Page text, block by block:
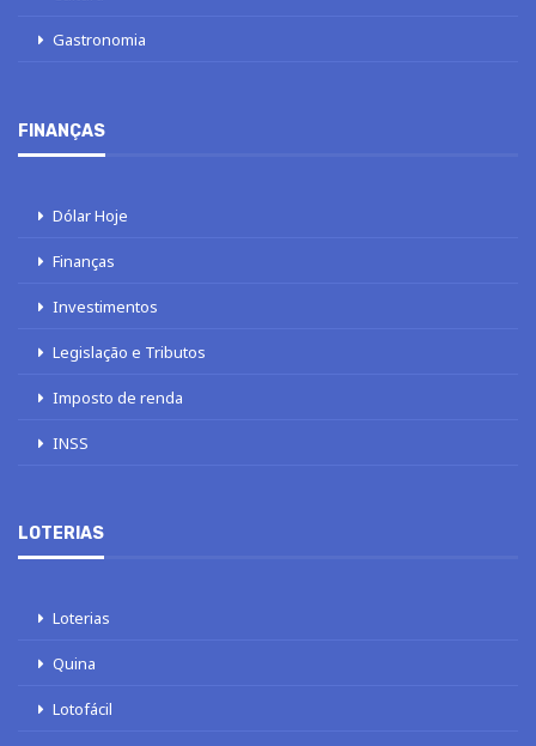
Gastronomia
FINANÇAS
Dólar Hoje
Finanças
Investimentos
Legislação e Tributos
Imposto de renda
INSS
LOTERIAS
Loterias
Quina
Lotofácil